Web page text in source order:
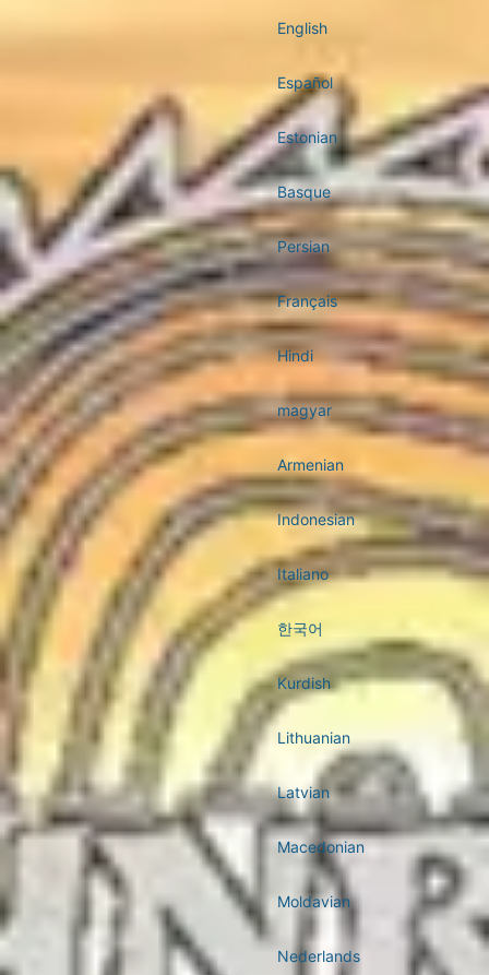
English
Español
Estonian
Basque
Persian
Français
Hindi
magyar
Armenian
Indonesian
Italiano
한국어
Kurdish
Lithuanian
Latvian
Macedonian
Moldavian
Nederlands